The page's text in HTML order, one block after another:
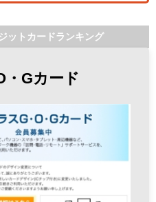
ットカードランキング
・Gカード